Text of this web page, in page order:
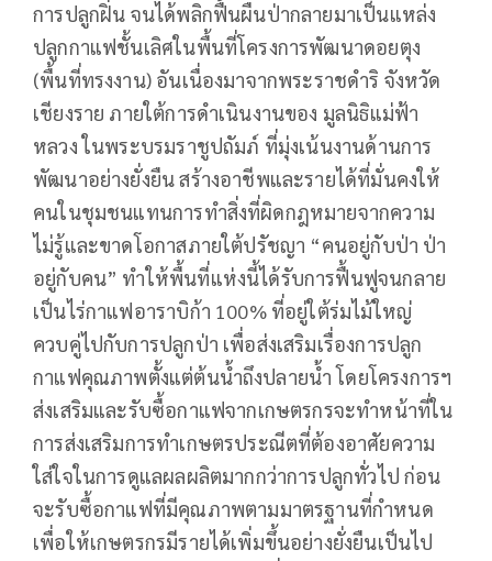
การปลูกฝิ่น จนได้พลิกฟื้นผืนป่ากลายมาเป็นแหล่ง
ปลูกกาแฟชั้นเลิศในพื้นที่โครงการพัฒนาดอยตุง
(พื้นที่ทรงงาน) อันเนื่องมาจากพระราชดำริ จังหวัด
เชียงราย ภายใต้การดำเนินงานของ มูลนิธิแม่ฟ้า
หลวง ในพระบรมราชูปถัมภ์ ที่มุ่งเน้นงานด้านการ
พัฒนาอย่างยั่งยืน สร้างอาชีพและรายได้ที่มั่นคงให้
คนในชุมชนแทนการทำสิ่งที่ผิดกฎหมายจากความ
ไม่รู้และขาดโอกาสภายใต้ปรัชญา “คนอยู่กับป่า ป่า
อยู่กับคน” ทำให้พื้นที่แห่งนี้ได้รับการฟื้นฟูจนกลาย
เป็นไร่กาแฟอาราบิก้า 100% ที่อยู่ใต้ร่มไม้ใหญ่
ควบคู่ไปกับการปลูกป่า เพื่อส่งเสริมเรื่องการปลูก
กาแฟคุณภาพตั้งแต่ต้นน้ำถึงปลายน้ำ โดยโครงการฯ
ส่งเสริมและรับซื้อกาแฟจากเกษตรกรจะทำหน้าที่ใน
การส่งเสริมการทำเกษตรประณีตที่ต้องอาศัยความ
ใส่ใจในการดูแลผลผลิตมากกว่าการปลูกทั่วไป ก่อน
จะรับซื้อกาแฟที่มีคุณภาพตามมาตรฐานที่กำหนด
เพื่อให้เกษตรกรมีรายได้เพิ่มขึ้นอย่างยั่งยืนเป็นไป